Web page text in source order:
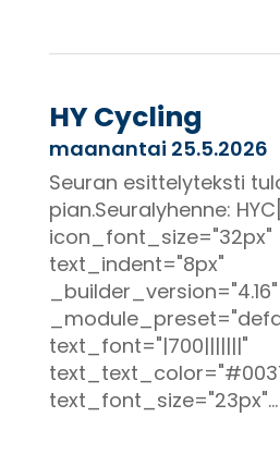
HY Cycling
maanantai 25.5.2026
Seuran esittelyteksti
pian.Seuralyhenne:
icon_font_size="32px"
text_indent="8px"
_builder_version="4.16"
text_font="|700|||||||"
text_font_size="23px"...